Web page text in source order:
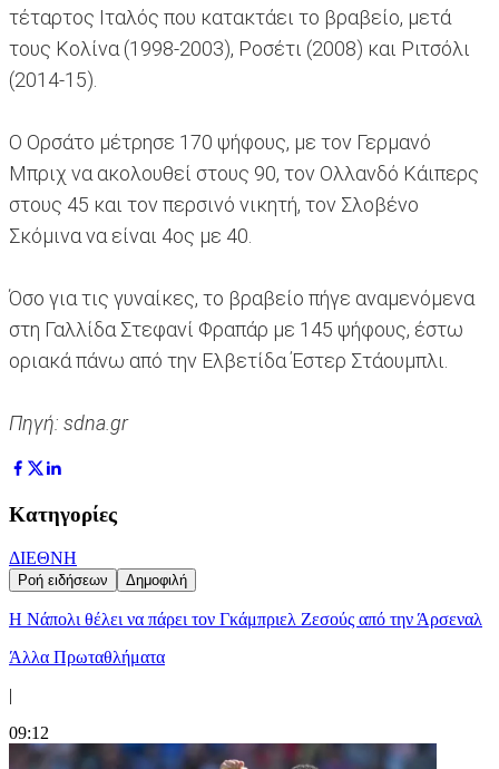
τέταρτος Ιταλός που κατακτάει το βραβείο, μετά
τους Κολίνα (1998-2003), Ροσέτι (2008) και Ριτσόλι
(2014-15).
Ο Ορσάτο μέτρησε 170 ψήφους, με τον Γερμανό
Μπριχ να ακολουθεί στους 90, τον Ολλανδό Κάιπερς
στους 45 και τον περσινό νικητή, τον Σλοβένο
Σκόμινα να είναι 4ος με 40.
Όσο για τις γυναίκες, το βραβείο πήγε αναμενόμενα
στη Γαλλίδα Στεφανί Φραπάρ με 145 ψήφους, έστω
οριακά πάνω από την Ελβετίδα Έστερ Στάουμπλι.
Πηγή: sdna.gr
Κατηγορίες
ΔΙΕΘΝΗ
Ροή ειδήσεων Δημοφιλή
Η Νάπολι θέλει να πάρει τον Γκάμπριελ Ζεσούς από την Άρσεναλ
Άλλα Πρωταθλήματα
|
09:12